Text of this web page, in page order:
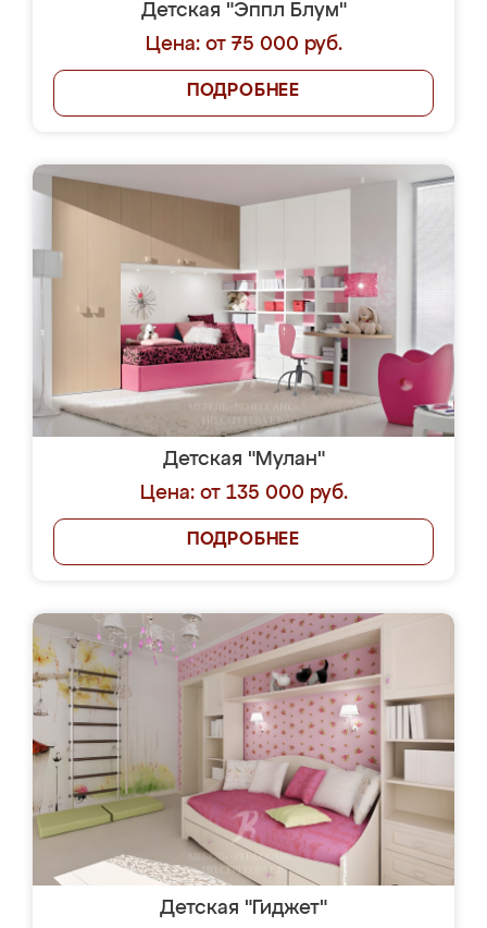
Детская "Эппл Блум"
Цена: от 75 000 руб.
ПОДРОБНЕЕ
Детская "Мулан"
Цена: от 135 000 руб.
ПОДРОБНЕЕ
Детская "Гиджет"